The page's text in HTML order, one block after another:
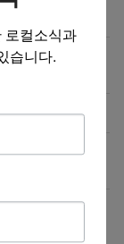
08/03/26
08/02/26
08/01/26
08/01/26
로컬소식과
습니다.